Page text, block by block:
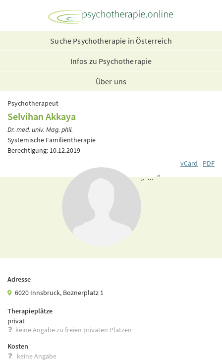
Suche Psychotherapie in Österreich
Infos zu Psychotherapie
Über uns
Psychotherapeut
Selvihan Akkaya
Dr. med. univ. Mag. phil.
Systemische Familientherapie
Berechtigung: 10.12.2019
vCard
PDF
„ ... “
Adresse
6020 Innsbruck, Boznerplatz 1
Therapieplätze
privat
keine Angabe zu freien privaten Plätzen
Kosten
keine Angabe